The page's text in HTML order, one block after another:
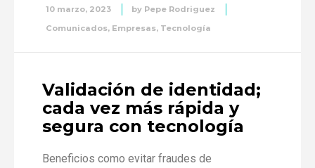
10 marzo, 2023 by Pepe Rodriguez
Comunicados, Empresas, Tecnología
Validación de identidad;
cada vez más rápida y
segura con tecnología
Beneficios como evitar fraudes de